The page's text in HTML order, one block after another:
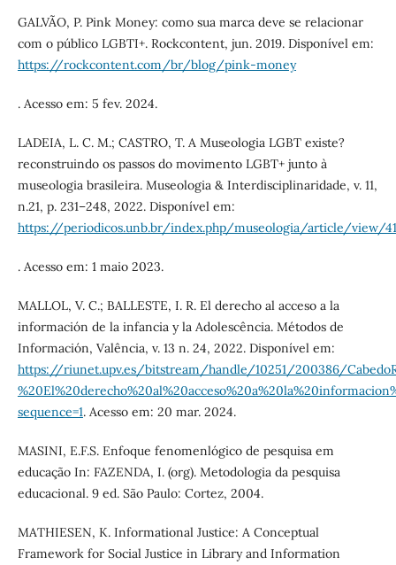
GALVÃO, P. Pink Money: como sua marca deve se relacionar
com o público LGBTI+. Rockcontent, jun. 2019. Disponível em:
https://rockcontent.com/br/blog/pink-money
. Acesso em: 5 fev. 2024.
LADEIA, L. C. M.; CASTRO, T. A Museologia LGBT existe?
reconstruindo os passos do movimento LGBT+ junto à
museologia brasileira. Museologia & Interdisciplinaridade, v. 11,
n.21, p. 231–248, 2022. Disponível em:
https://periodicos.unb.br/index.php/museologia/article/view/
. Acesso em: 1 maio 2023.
MALLOL, V. C.; BALLESTE, I. R. El derecho al acceso a la
información de la infancia y la Adolescência. Métodos de
Información, Valência, v. 13 n. 24, 2022. Disponível em:
https://riunet.upv.es/bitstream/handle/10251/200386/
sequence=1. Acesso em: 20 mar. 2024.
MASINI, E.F.S. Enfoque fenomenlógico de pesquisa em
educação In: FAZENDA, I. (org). Metodologia da pesquisa
educacional. 9 ed. São Paulo: Cortez, 2004.
MATHIESEN, K. Informational Justice: A Conceptual
Framework for Social Justice in Library and Information